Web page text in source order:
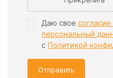
Даю свое
персональный
с Политикой
Отправить